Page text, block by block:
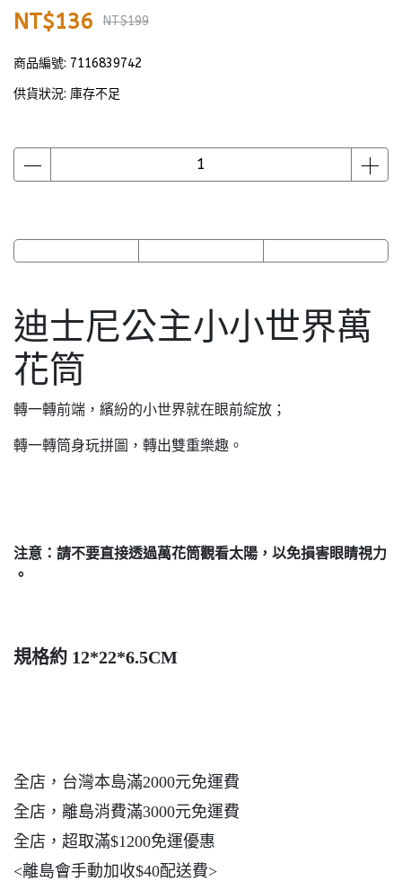
NT$136 NT$199
商品編號: 7116839742
供貨狀況: 庫存不足
迪士尼公主小小世界萬
花筒
轉一轉前端，繽紛的小世界就在眼前綻放；
轉一轉筒身玩拼圖，轉出雙重樂趣。
注意：請不要直接透過萬花筒觀看太陽，以免損害眼睛視力
。
規格約 12*22*6.5CM
全店，台灣本島滿2000元免運費
全店，離島消費滿3000元免運費
全店，超取滿$1200免運優惠
<離島會手動加收$40配送費>